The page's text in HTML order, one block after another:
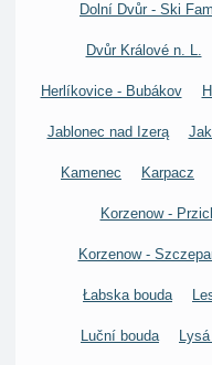
Dolní Dvůr - Ski
Dvůr Králové n. L.
Herlíkovice - Bubákov
Jablonec nad Izerą
Kamenec Karpacz
Korzenow -
Korzenow -
Łabska bouda
Luční bouda